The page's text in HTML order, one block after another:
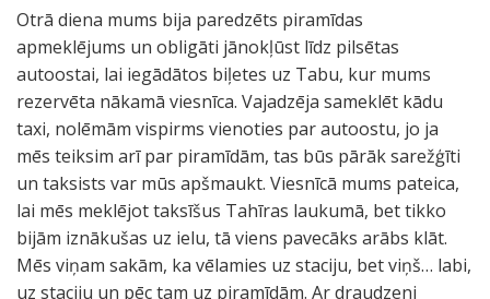
Otrā diena mums bija paredzēts piramīdas
apmeklējums un obligāti jānokļūst līdz pilsētas
autoostai, lai iegādātos biļetes uz Tabu, kur mums
rezervēta nākamā viesnīca. Vajadzēja sameklēt kādu
taxi, nolēmām vispirms vienoties par autoostu, jo ja
mēs teiksim arī par piramīdām, tas būs pārāk sarežģīti
un taksists var mūs apšmaukt. Viesnīcā mums pateica,
lai mēs meklējot taksīšus Tahīras laukumā, bet tikko
bijām iznākušas uz ielu, tā viens pavecāks arābs klāt.
Mēs viņam sakām, ka vēlamies uz staciju, bet viņš… labi,
uz staciju un pēc tam uz piramīdām. Ar draudzeni